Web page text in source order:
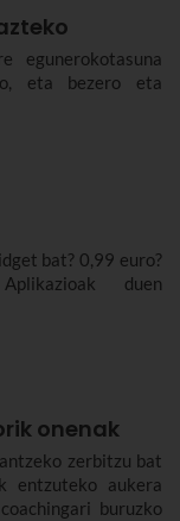
egunerokotasuna
eta bezero eta
bat? 0,99 euro?
duen
onenak
zerbitzu bat
entzuteko aukera
buruzko